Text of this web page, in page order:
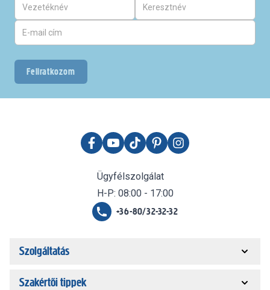
Feliratkozom
Ügyfélszolgálat
H-P: 08:00 - 17:00
+36-80/32-32-32
Szolgáltatás
Szakértői tippek